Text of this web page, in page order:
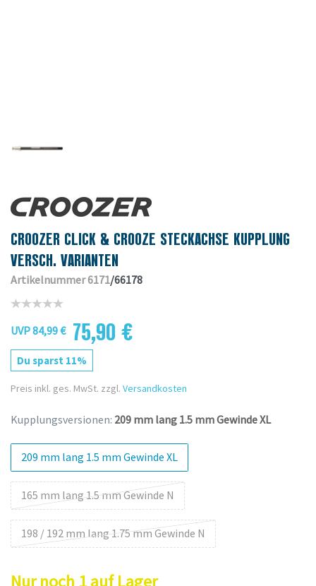
CROOZER CLICK & CROOZE STECKACHSE KUPPLUNG
VERSCH. VARIANTEN
Artikelnummer 6171/66178
UVP 84,99 € 75,90 €
Du sparst 11%
Preis inkl. ges. MwSt. zzgl. Versandkosten
Kupplungsversionen: 209 mm lang 1.5 mm Gewinde XL
209 mm lang 1.5 mm Gewinde XL
165 mm lang 1.5 mm Gewinde N
198 / 192 mm lang 1.75 mm Gewinde N
Nur noch 1 auf Lager